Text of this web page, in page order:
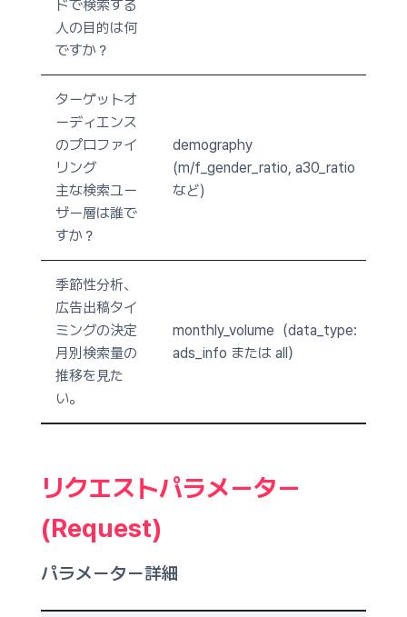
ドで検索する
人の目的は何
ですか？
ターゲットオ
ーディエンス
のプロファイ
リング
主な検索ユー
ザー層は誰で
すか？
demography
(m/f_gender_ratio, a30_ratio
など)
季節性分析、
広告出稿タイ
ミングの決定
月別検索量の
推移を見た
い。
monthly_volume（data_type:
ads_info または all）
リクエストパラメーター
(Request)
パラメーター詳細